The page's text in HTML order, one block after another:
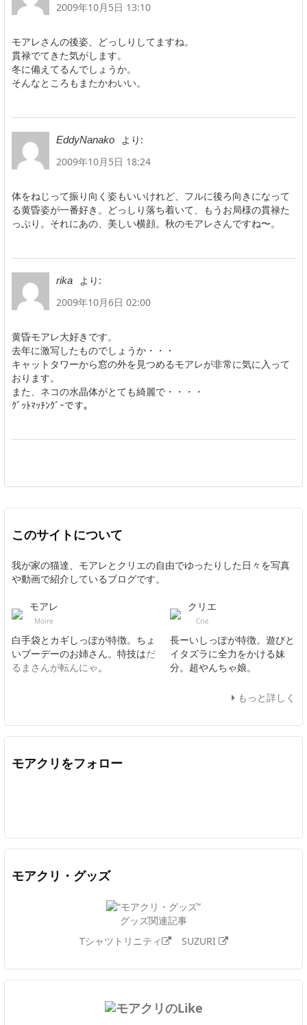
2009年10月5日 13:10
モアレさんの後姿、どっしりしてますね。
貫禄でてきた気がします。
冬に備えてるんでしょうか。
そんなところもまたかわいい。
EddyNanako
より:
2009年10月5日 18:24
体をねじって振り向く姿もいいけれど、フルに後ろ向きになって
る黄昏姿が一番好き。どっしり落ち着いて、もうお局様の貫禄た
っぷり。それにあの、美しい横顔。秋のモアレさんですね〜。
rika
より:
2009年10月6日 02:00
黄昏モアレ大好きです。
去年に激写したものでしょうか・・・
キャットタワーから窓の外を見つめるモアレが非常に気に入って
おります。
また、ネコの水晶体がとても綺麗で・・・・
ｸﾞｯﾄﾏｯﾁﾝｸﾞｰです。
このサイトについて
我が家の猫達、モアレとクリエの自由でゆったりした日々を写真
や動画で紹介しているブログです。
モアレ
Moire
白手袋とカギしっぽが特徴。ちょ
いブーデーのお姉さん。特技はだ
るまさんが転んにゃ。
クリエ
Crie
長ーいしっぽが特徴。遊びと
イタズラに全力をかける妹
分。超やんちゃ娘。
もっと詳しく
モアクリをフォロー
モアクリ・グッズ
グッズ関連記事
Tシャツトリニティ
SUZURI